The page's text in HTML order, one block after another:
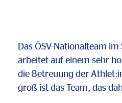
Das ÖSV-Nationalteam
arbeitet auf einem sehr
die Betreuung der
groß ist das Team, das